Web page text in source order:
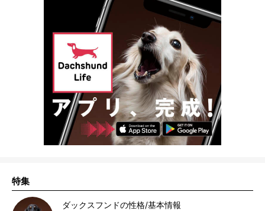
特集
ダックスフンドの性格/基本情報